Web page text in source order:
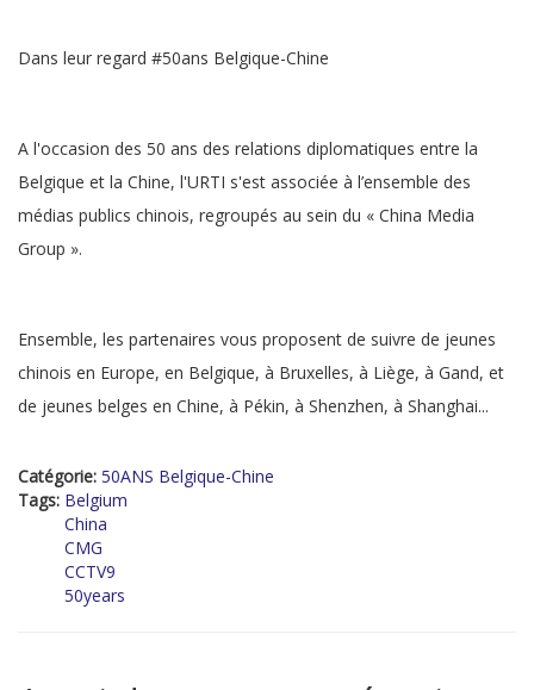
Dans leur regard #50ans Belgique-Chine
A l'occasion des 50 ans des relations diplomatiques entre la
Belgique et la Chine, l'URTI s'est associée à l’ensemble des
médias publics chinois, regroupés au sein du « China Media
Group ».
Ensemble, les partenaires vous proposent de suivre de jeunes
chinois en Europe, en Belgique, à Bruxelles, à Liège, à Gand, et
de jeunes belges en Chine, à Pékin, à Shenzhen, à Shanghai...
Catégorie: 50ANS Belgique-Chine
Tags: Belgium
China
CMG
CCTV9
50years